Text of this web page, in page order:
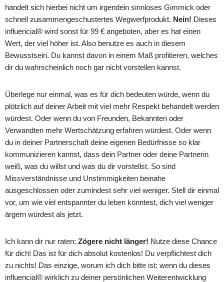
handelt sich hierbei nicht um irgendein sinnloses Gimmick oder
schnell zusammengeschustertes Wegwerfprodukt. Nein! Dieses
influencial® wird sonst für 99 € angeboten, aber es hat einen
Wert, der viel höher ist. Also benutze es auch in diesem
Bewusstsein. Du kannst davon in einem Maß profitieren, welches
dir du wahrscheinlich noch gar nicht vorstellen kannst.
Überlege nur einmal, was es für dich bedeuten würde, wenn du
plötzlich auf deiner Arbeit mit viel mehr Respekt behandelt werden
würdest. Oder wenn du von Freunden, Bekannten oder
Verwandten mehr Wertschätzung erfahren würdest. Oder wenn
du in deiner Partnerschaft deine eigenen Bedürfnisse so klar
kommunizieren kannst, dass dein Partner oder deine Partnerin
weiß, was du willst und was du dir vorstellst. So sind
Missverständnisse und Unstimmigkeiten beinahe
ausgeschlossen oder zumindest sehr viel weniger. Stell dir einmal
vor, um wie viel entspannter du leben könntest, dich viel weniger
ärgern würdest als jetzt.
Ich kann dir nur raten: Zögere nicht länger! Nutze diese Chance
für dich! Das ist für dich absolut kostenlos! Du verpflichtest dich
zu nichts! Das einzige, worum ich dich bitte ist: wenn du dieses
influencial® wirklich zu deiner persönlichen Weiterentwicklung